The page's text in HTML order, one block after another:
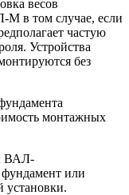
весов
в том случае, если
частую
Устройства
без
монтажных
ВАЛ-
или
установки.